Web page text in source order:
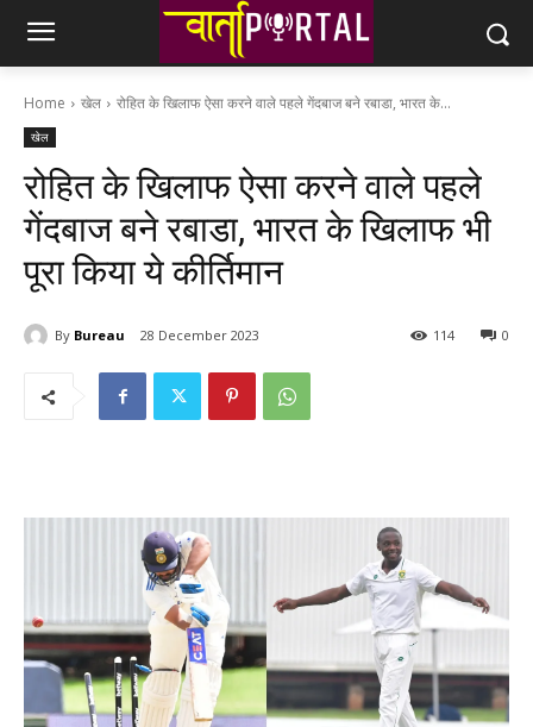
Home खेल रोहित के खिलाफ ऐसा करने वाले पहले गेंदबाज बने रबाडा, भारत के...
खेल
रोहित के खिलाफ ऐसा करने वाले पहले
गेंदबाज बने रबाडा, भारत के खिलाफ भी
पूरा किया ये कीर्तिमान
By Bureau 28 December 2023 0
114